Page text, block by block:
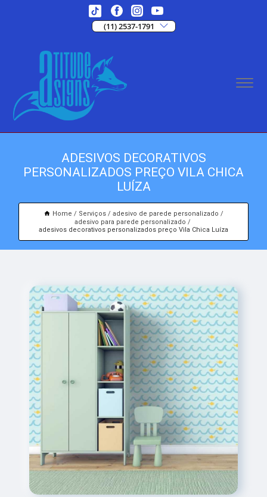
(11) 2537-1791
ADESIVOS DECORATIVOS
PERSONALIZADOS PREÇO VILA CHICA
LUÍZA
Home Serviços
adesivo de parede personalizado
adesivo para parede personalizado
adesivos decorativos personalizados preço Vila Chica Luíza